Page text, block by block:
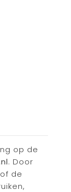
op de
. Door
de